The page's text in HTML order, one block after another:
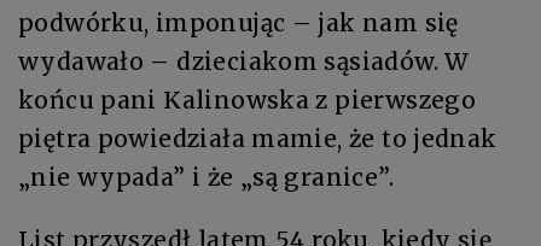
podwórku, imponując – jak nam się
wydawało – dzieciakom sąsiadów. W
końcu pani Kalinowska z pierwszego
piętra powiedziała mamie, że to jednak
„nie wypada” i że „są granice”.
List przyszedł latem 54 roku, kiedy się